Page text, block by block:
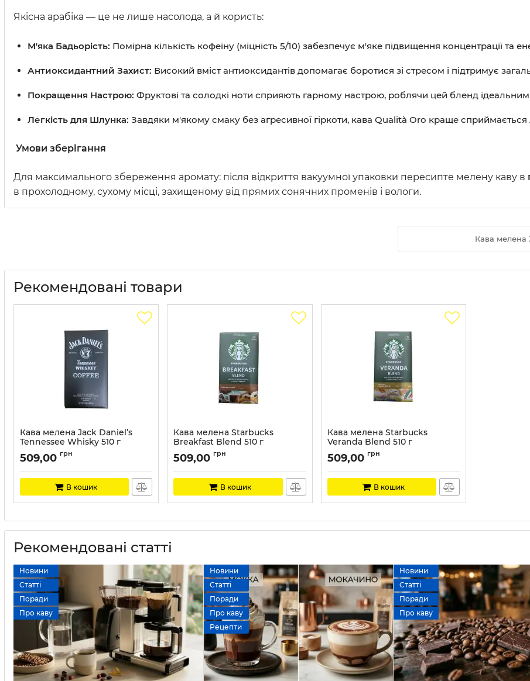
Якісна арабіка — це не лише насолода, а й користь:
М'яка Бадьорість: Помірна кількість кофеїну (міцність 5/10) забезпечує м'яке підвищення концентрації та
Антиоксидантний Захист: Високий вміст антиоксидантів допомагає боротися зі стресом і підтримує
Покращення Настрою: Фруктові та солодкі ноти сприяють гарному настрою, роблячи цей бленд
Легкість для Шлунка: Завдяки м'якому смаку без агресивної гіркоти, кава Qualità Oro краще
Умови зберігання
Для максимального збереження аромату: після відкриття вакуумної упаковки пересипте мелену каву в
в прохолодному, сухому місці, захищеному від прямих сонячних променів і вологи.
Кава мелена
Рекомендовані товари
Кава мелена Jack Daniel’s
Tennessee Whisky 510 г
Артикул: Jd-1
509,00 грн
В кошик
Кава мелена Starbucks
Breakfast Blend 510 г
Артикул: ST009
509,00 грн
В кошик
Кава мелена Starbucks
Veranda Blend 510 г
Артикул: ST005
509,00 грн
В кошик
Рекомендовані статті
Новини
Статті
Поради
Про каву
Новини
Статті
Поради
Про каву
Рецепти
Новини
Статті
Поради
Про каву